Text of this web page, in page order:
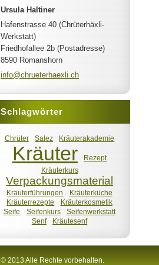
Ursula Haltiner
Hafenstrasse 40 (Chrüterhäxli-
Werkstatt)
Friedhofallee 2b (Postadresse)
8590 Romanshorn
info@chrueterhaexli.ch
Schlagwörter
Chrüter Salez Kräuterakademie
Kräuter
Rezept
Kräuterkurs
Verpackungsmaterial
Kräuterführungen
Kräuterküche
Kräuterrezepte
Kräuterkosmetik
Seife
Seifenkurs
Seifenwerkstatt
Senf
Kräutesenf
© 2013 Alle Rechte vorbehalten.